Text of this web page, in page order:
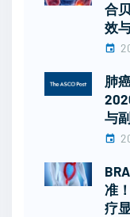
合
效
肺
与
准
疗